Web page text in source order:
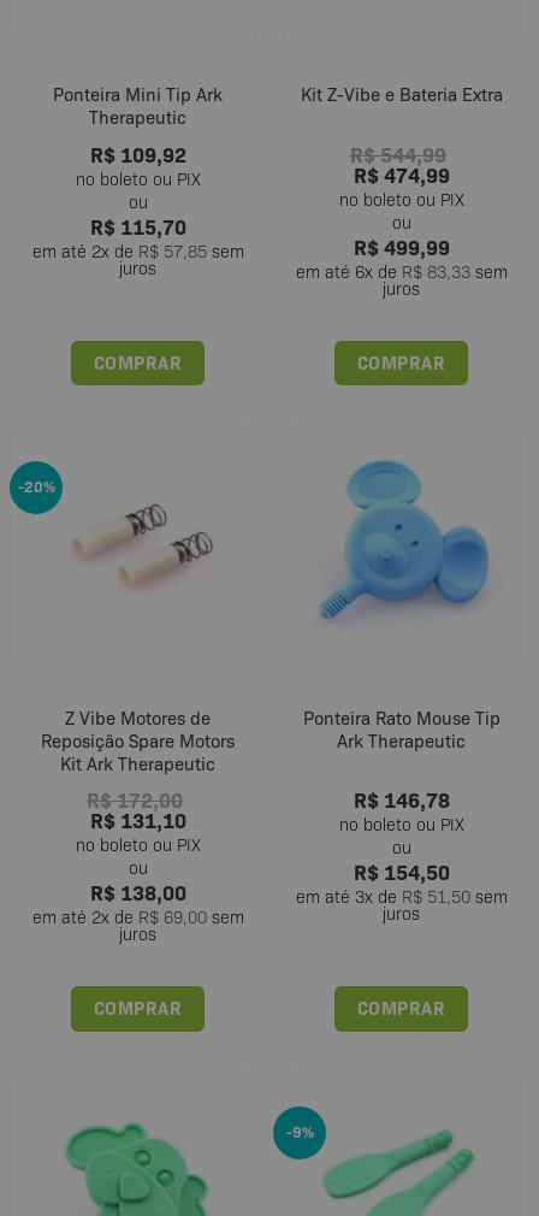
produto
Ponteira Mini Tip Ark
Therapeutic
R$109,92
R$115,70
em até 2x de R$57,85sem
juros
COMPRAR
Kit Z-Vibe e Bateria Extra
R$544,99
R$474,99
R$499,99
em até 6x de R$83,33sem
juros
COMPRAR
-20%
Z Vibe Motores de
Reposição Spare Motors
Kit Ark Therapeutic
R$172,00
R$131,10
R$138,00
em até 2x de R$69,00sem
juros
COMPRAR
Ponteira Rato Mouse Tip
Ark Therapeutic
R$146,78
R$154,50
em até 3x de R$51,50sem
juros
COMPRAR
-9%